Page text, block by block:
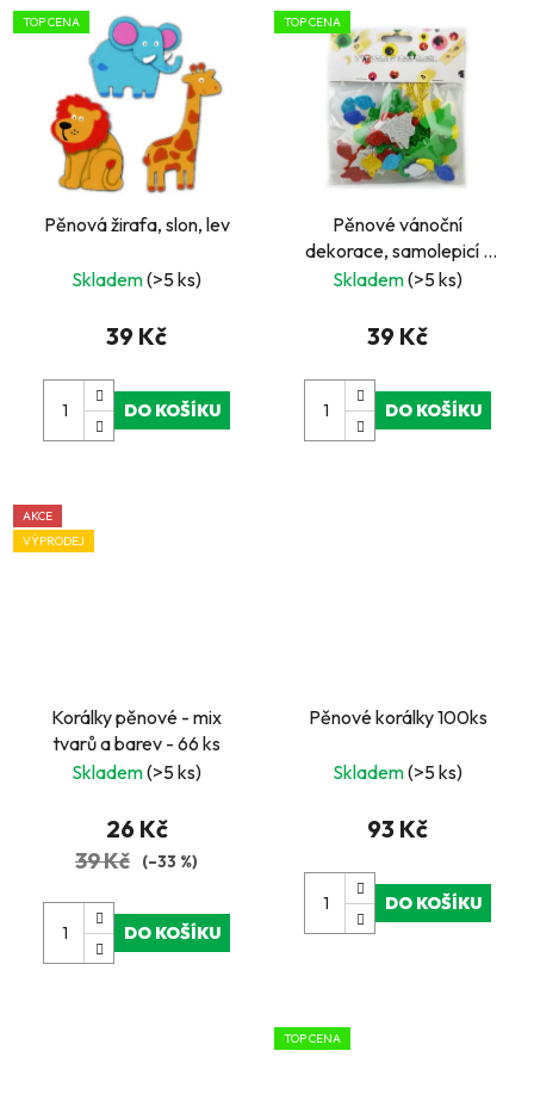
TOP CENA
Pěnová žirafa, slon, lev
Skladem(>5 ks)
39 Kč
DO KOŠÍKU
TOP CENA
Pěnové vánoční
dekorace, samolepicí -
55 ks, mix barev a
Skladem(>5 ks)
39 Kč
DO KOŠÍKU
AKCE
VÝPRODEJ
Korálky pěnové - mix
tvarů a barev - 66 ks
Skladem(>5 ks)
26 Kč
39 Kč (–33 %)
DO KOŠÍKU
Pěnové korálky 100ks
Skladem(>5 ks)
93 Kč
DO KOŠÍKU
TOP CENA